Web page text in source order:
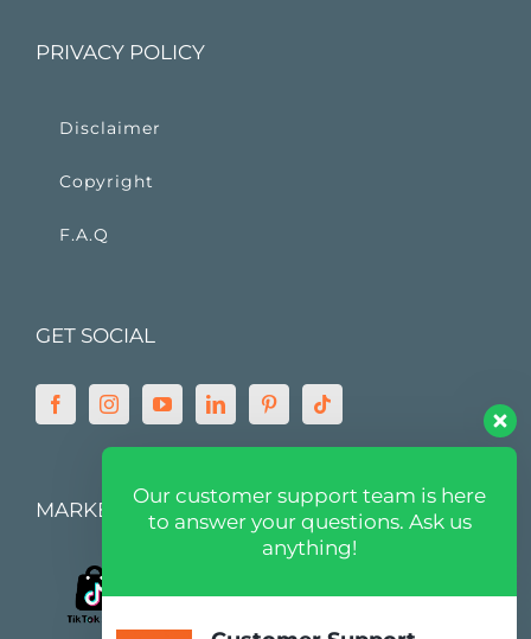
PRIVACY POLICY
Disclaimer
Copyright
F.A.Q
GET SOCIAL
MARKETPLACE
Our customer support team is here
to answer your questions. Ask us
anything!